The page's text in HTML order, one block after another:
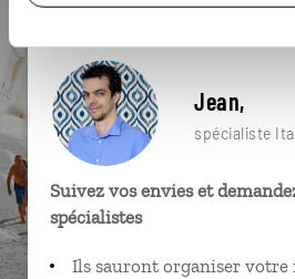
Jean,
spécialiste
Suivez vos envies et
spécialistes
Ils sauront organiser